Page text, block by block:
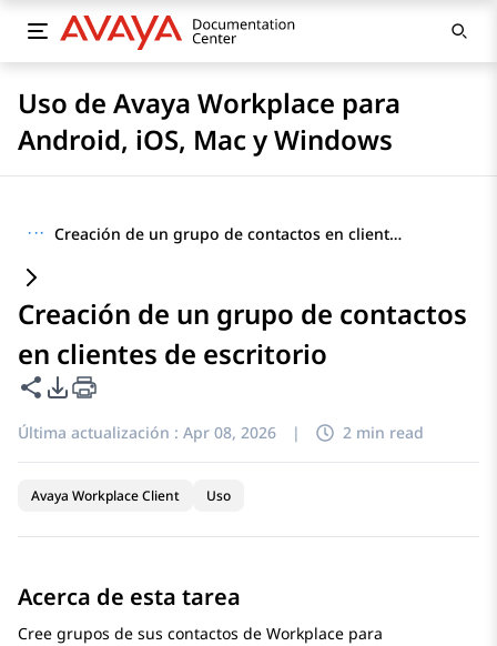
Uso de Avaya Workplace para
Android, iOS, Mac y Windows
··· Creación de un grupo de contactos en clientes de escritorio
Creación de un grupo de contactos
en clientes de escritorio
Compartir esta página
Opciones de exportación de PDF
Última actualización : Apr 08, 2026 | 2 min read
Avaya Workplace Client Uso
Acerca de esta tarea
Cree grupos de sus contactos de Workplace para